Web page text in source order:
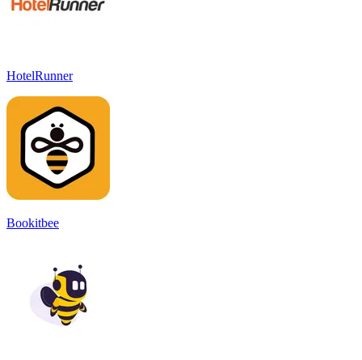
HotelRunner
Bookitbee